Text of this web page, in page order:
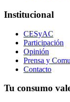
Institucional
CESyAC
Participación
Opinión
Prensa y
Contacto
Tu consumo